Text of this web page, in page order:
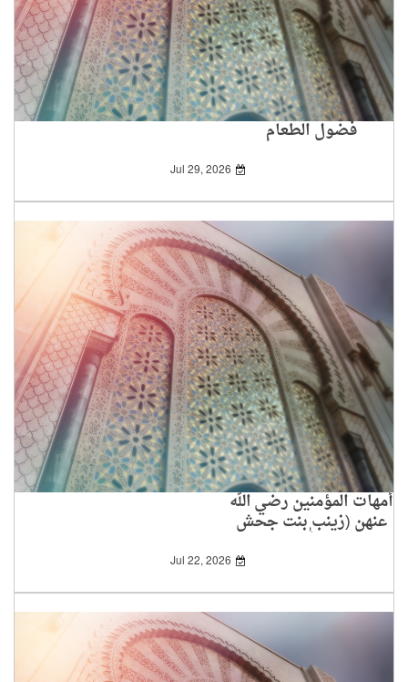
فضول الطعام
Jul 29, 2026
أمهات المؤمنين رضي الله
عنهن (زينب بنت جحش
رضي الله عنها)
Jul 22, 2026